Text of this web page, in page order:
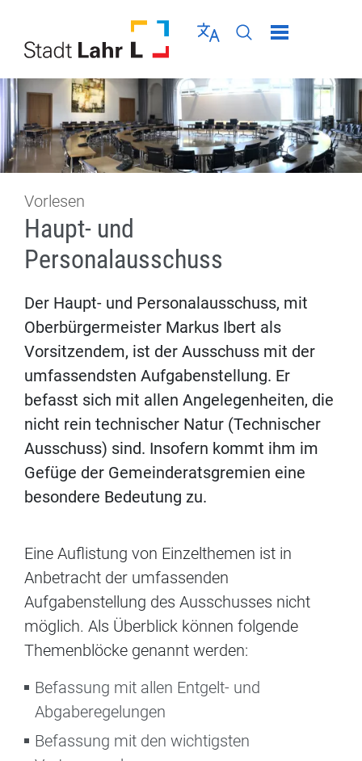
Sprache wählen
Seiten-Suche
Menü schließen
Vorlesen
Haupt- und
Personalausschuss
Der Haupt- und Personalausschuss, mit
Oberbürgermeister Markus Ibert als
Vorsitzendem, ist der Ausschuss mit der
umfassendsten Aufgabenstellung. Er
befasst sich mit allen Angelegenheiten, die
nicht rein technischer Natur (Technischer
Ausschuss) sind. Insofern kommt ihm im
Gefüge der Gemeinderatsgremien eine
besondere Bedeutung zu.
Eine Auflistung von Einzelthemen ist in
Anbetracht der umfassenden
Aufgabenstellung des Ausschusses nicht
möglich. Als Überblick können folgende
Themenblöcke genannt werden:
Befassung mit allen Entgelt- und
Abgaberegelungen
Befassung mit den wichtigsten